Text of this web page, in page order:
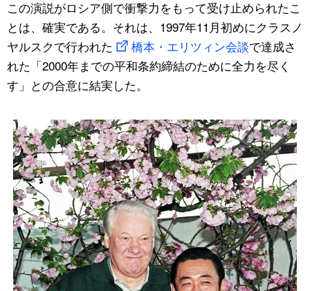
この演説がロシア側で衝撃力をもって受け止められたこ
とは、確実である。それは、1997年11月初めにクラスノ
ヤルスクで行われた
橋本・エリツィン会談で達成さ
れた「2000年までの平和条約締結のために全力を尽く
す」との合意に結実した。